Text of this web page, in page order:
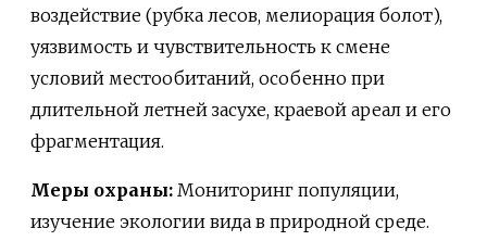
воздействие (рубка лесов, мелиорация болот),
уязвимость и чувствительность к смене
условий местообитаний, особенно при
длительной летней засухе, краевой ареал и его
фрагментация.
Меры охраны: Мониторинг популяции,
изучение экологии вида в природной среде.